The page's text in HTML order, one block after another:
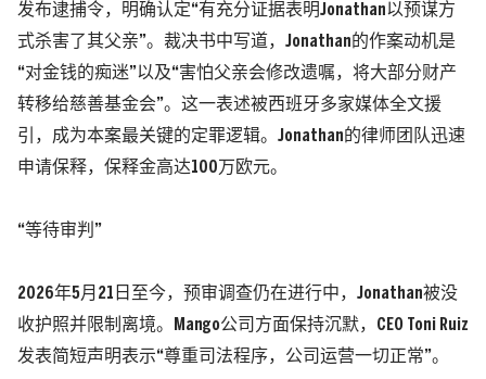
发布逮捕令， 明确认定“有充分证据表明Jonathan以预谋方
式杀害了其父亲”。 裁决书中写道，Jonathan的作案动机是
“对金钱的痴迷”以及“害怕父亲会修改遗嘱，将大部分财产
转移给慈善基金会”。这一表述被西班牙多家媒体全文援
引，成为本案最关键的定罪逻辑。Jonathan的律师团队迅速
申请保释，保释金高达100万欧元。
“等待审判”
2026年5月21日至今，预审调查仍在进行中，Jonathan被没
收护照并限制离境。Mango公司方面保持沉默，CEO Toni Ruiz
发表简短声明表示“尊重司法程序，公司运营一切正常”。